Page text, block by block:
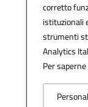
corretto
istituzionali
strumenti
Analytics
Per